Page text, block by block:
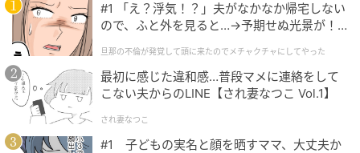
「ビアガーデンコース 90分飲み放題付き」は2時間制
で、提供時間は17:00～21:30(最終入店19:30)。前日の
17:00までに事前予約が必要で、2名よりweb予約また
は電話にて予約を受け付けている。
「小布施 寄り付き料理 蔵部 銀座」について
#1 「え？浮気！？」夫がなかなか帰宅しない
ので、ふと外を見ると…→予期せぬ光景が！
クチャにしてやった
旦那の不倫が発覚して頭に来たのでメチャクチャにしてやった
最初に感じた違和感…普段マメに連絡をして
こない夫からのLINE【され妻なつこ Vol.1】
され妻なつこ
#1 子どもの実名と顔を晒すママ、大丈夫か